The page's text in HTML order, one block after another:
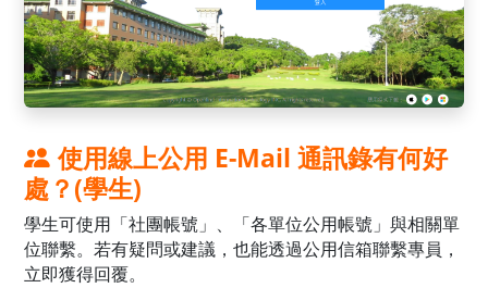
使用線上公用 E-Mail 通訊錄有何好
處？(學生)
學生可使用「社團帳號」、「各單位公用帳號」與相關單
位聯繫。若有疑問或建議，也能透過公用信箱聯繫專員，
立即獲得回覆。